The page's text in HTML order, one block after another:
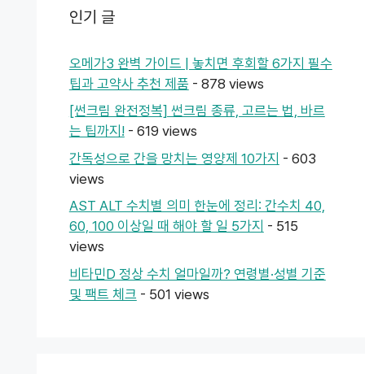
인기 글
오메가3 완벽 가이드 | 놓치면 후회할 6가지 필수
팁과 고약사 추천 제품 - 878 views
[썬크림 완전정복] 썬크림 종류, 고르는 법, 바르
는 팁까지!- 619 views
간독성으로 간을 망치는 영양제 10가지 - 603
views
AST ALT 수치별 의미 한눈에 정리: 간수치 40,
60, 100 이상일 때 해야 할 일 5가지 - 515
views
비타민D 정상 수치 얼마일까? 연령별·성별 기준
및 팩트 체크 - 501 views